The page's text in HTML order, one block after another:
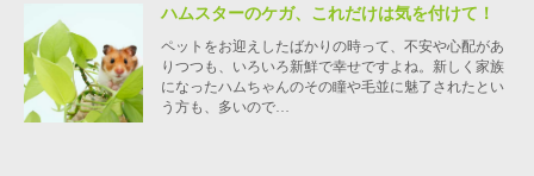
ハムスターのケガ、これだけは気を付けて！
ペットをお迎えしたばかりの時って、不安や心配があ
りつつも、いろいろ新鮮で幸せですよね。新しく家族
になったハムちゃんのその瞳や毛並に魅了されたとい
う方も、多いので…